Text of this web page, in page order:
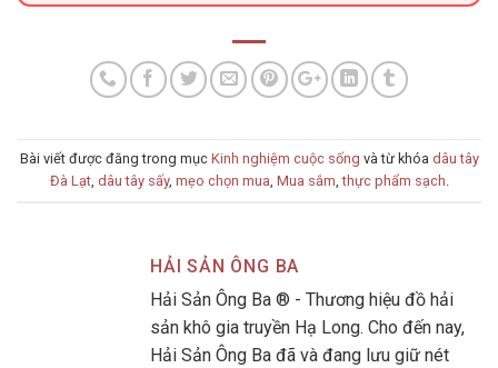
Bài viết được đăng trong mục Kinh nghiệm cuộc sống và từ khóa dâu tây
Đà Lạt, dâu tây sấy, mẹo chọn mua Mua sắm ,thực phẩm sạch
HẢI SẢN ÔNG BA
Hải Sản Ông Ba ® - Thương hiệu đồ hải
sản khô gia truyền Hạ Long. Cho đến nay,
Hải Sản Ông Ba đã và đang lưu giữ nét